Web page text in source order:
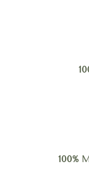
100%